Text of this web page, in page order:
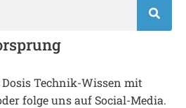
Technik-Wissen mit
folge uns auf Social-Media.